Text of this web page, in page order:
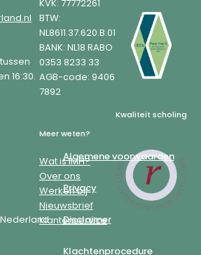
16:30.
KVK: 77772261
BTW:
NL8611.37.620.B.01
BANK: NL18 RABO
0353 8233 33
AGB-code: 9406
7892
Meer weten?
Wat is IMH?
Over ons
Werken bij
Nieuwsbrief
Klantenservice
Kwaliteit scholing
Algemene voorwaarden
Privacy
Disclaimer
Klachtenprocedure